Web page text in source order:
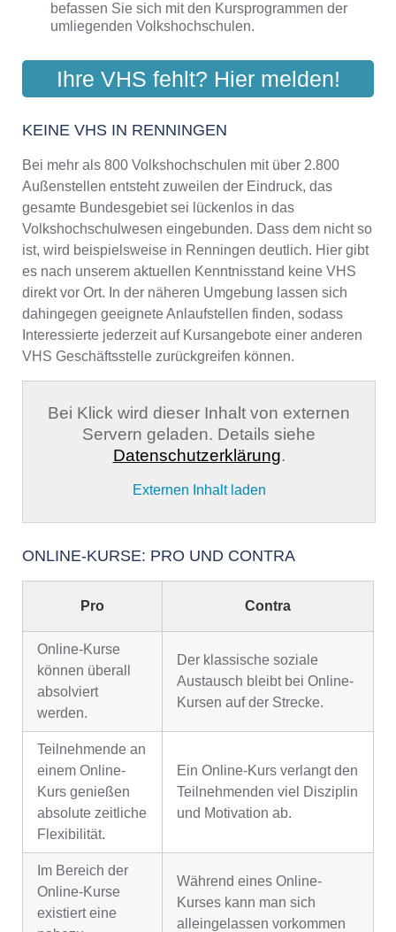
befassen Sie sich mit den Kursprogrammen der
umliegenden Volkshochschulen.
Ihre VHS fehlt? Hier melden!
KEINE VHS IN RENNINGEN
Bei mehr als 800 Volkshochschulen mit über 2.800
Außenstellen entsteht zuweilen der Eindruck, das
gesamte Bundesgebiet sei lückenlos in das
Volkshochschulwesen eingebunden. Dass dem nicht so
ist, wird beispielsweise in Renningen deutlich. Hier gibt
es nach unserem aktuellen Kenntnisstand keine VHS
direkt vor Ort. In der näheren Umgebung lassen sich
dahingegen geeignete Anlaufstellen finden, sodass
Interessierte jederzeit auf Kursangebote einer anderen
VHS Geschäftsstelle zurückgreifen können.
Bei Klick wird dieser Inhalt von externen
Servern geladen. Details siehe
Datenschutzerklärung.
Externen Inhalt laden
ONLINE-KURSE: PRO UND CONTRA
Pro Contra
Online-Kurse
können überall
absolviert
werden.
Der klassische soziale
Austausch bleibt bei Online-
Kursen auf der Strecke.
Teilnehmende an
einem Online-
Kurs genießen
absolute zeitliche
Flexibilität.
Ein Online-Kurs verlangt den
Teilnehmenden viel Disziplin
und Motivation ab.
Im Bereich der
Online-Kurse
existiert eine
Während eines Online-
Kurses kann man sich
alleingelassen vorkommen